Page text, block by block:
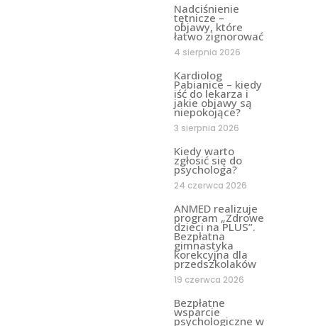
Nadciśnienie
tętnicze –
objawy, które
łatwo zignorować
4 sierpnia 2026
Kardiolog
Pabianice – kiedy
iść do lekarza i
jakie objawy są
niepokojące?
3 sierpnia 2026
Kiedy warto
zgłosić się do
psychologa?
24 czerwca 2026
ANMED realizuje
program „Zdrowe
dzieci na PLUS”.
Bezpłatna
gimnastyka
korekcyjna dla
przedszkolaków
19 czerwca 2026
Bezpłatne
wsparcie
psychologiczne w